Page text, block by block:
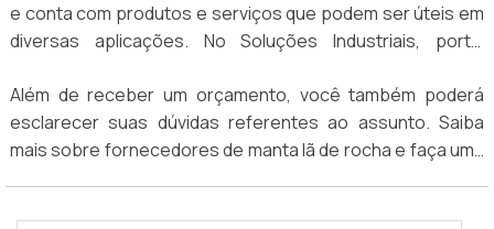
e conta com produtos e serviços que podem ser úteis em
diversas aplicações. No Soluções Industriais, portal
B2B, é possível encontrar as melhores empresas que
atuam nesse segmento.
Além de receber um orçamento, você também poderá
esclarecer suas dúvidas referentes ao assunto. Saiba
mais sobre fornecedores de manta lã de rocha e faça uma